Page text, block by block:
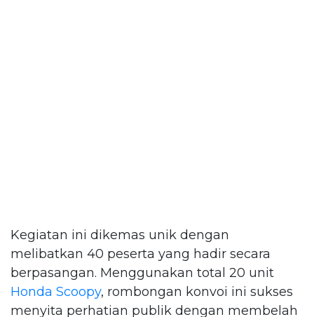
Kegiatan ini dikemas unik dengan
melibatkan 40 peserta yang hadir secara
berpasangan. Menggunakan total 20 unit
Honda Scoopy, rombongan konvoi ini sukses
menyita perhatian publik dengan membelah